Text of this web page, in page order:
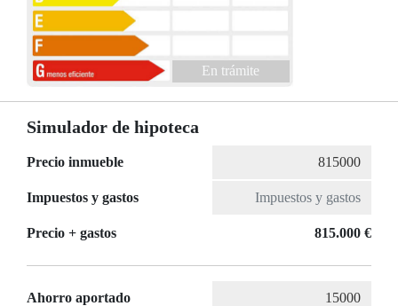
En trámite
Simulador de hipoteca
Precio inmueble
Impuestos y gastos
Precio + gastos 815.000 €
Ahorro aportado